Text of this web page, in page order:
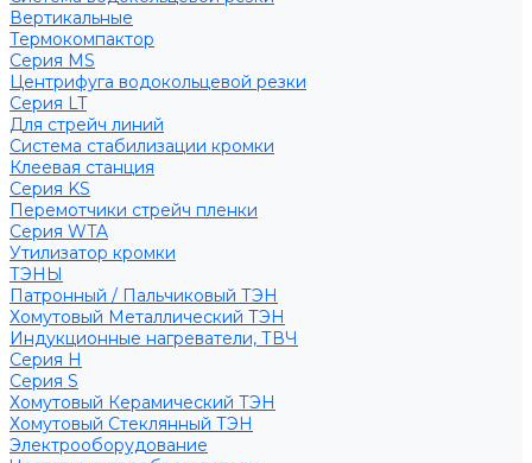
Вертикальные
Термокомпактор
Серия MS
Центрифуга водокольцевой резки
Серия LT
Для стрейч линий
Система стабилизации кромки
Клеевая станция
Серия KS
Перемотчики стрейч пленки
Серия WTA
Утилизатор кромки
ТЭНЫ
Патронный / Пальчиковый ТЭН
Хомутовый Металлический ТЭН
Индукционные нагреватели, ТВЧ
Серия H
Серия S
Хомутовый Керамический ТЭН
Хомутовый Стеклянный ТЭН
Электрооборудование